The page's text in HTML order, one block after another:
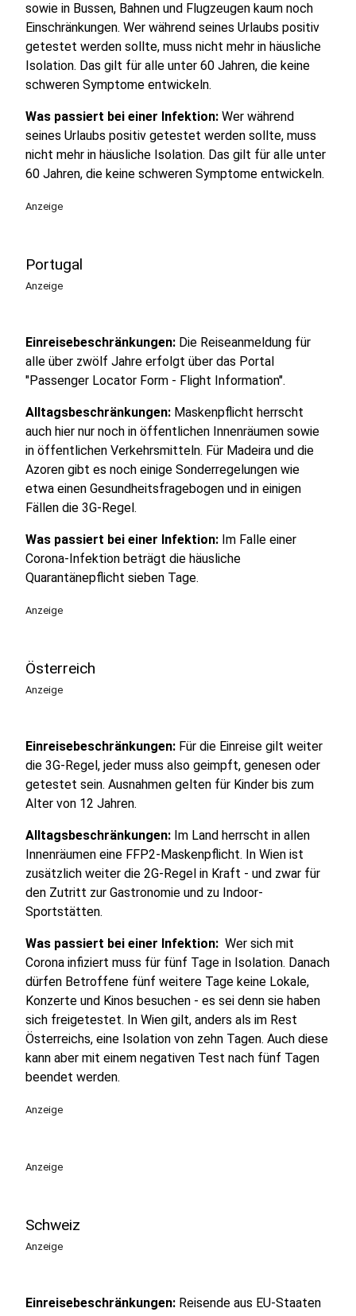
sowie in Bussen, Bahnen und Flugzeugen kaum noch
Einschränkungen. Wer während seines Urlaubs positiv
getestet werden sollte, muss nicht mehr in häusliche
Isolation. Das gilt für alle unter 60 Jahren, die keine
schweren Symptome entwickeln.
Was passiert bei einer Infektion: Wer während
seines Urlaubs positiv getestet werden sollte, muss
nicht mehr in häusliche Isolation. Das gilt für alle unter
60 Jahren, die keine schweren Symptome entwickeln.
Anzeige
Portugal
Anzeige
Einreisebeschränkungen: Die Reiseanmeldung für
alle über zwölf Jahre erfolgt über das Portal
"Passenger Locator Form - Flight Information".
Alltagsbeschränkungen: Maskenpflicht herrscht
auch hier nur noch in öffentlichen Innenräumen sowie
in öffentlichen Verkehrsmitteln. Für Madeira und die
Azoren gibt es noch einige Sonderregelungen wie
etwa einen Gesundheitsfragebogen und in einigen
Fällen die 3G-Regel.
Was passiert bei einer Infektion: Im Falle einer
Corona-Infektion beträgt die häusliche
Quarantänepflicht sieben Tage.
Anzeige
Österreich
Anzeige
Einreisebeschränkungen: Für die Einreise gilt weiter
die 3G-Regel, jeder muss also geimpft, genesen oder
getestet sein. Ausnahmen gelten für Kinder bis zum
Alter von 12 Jahren.
Alltagsbeschränkungen: Im Land herrscht in allen
Innenräumen eine FFP2-Maskenpflicht. In Wien ist
zusätzlich weiter die 2G-Regel in Kraft - und zwar für
den Zutritt zur Gastronomie und zu Indoor-
Sportstätten.
Was passiert bei einer Infektion: Wer sich mit
Corona infiziert muss für fünf Tage in Isolation. Danach
dürfen Betroffene fünf weitere Tage keine Lokale,
Konzerte und Kinos besuchen - es sei denn sie haben
sich freigetestet. In Wien gilt, anders als im Rest
Österreichs, eine Isolation von zehn Tagen. Auch diese
kann aber mit einem negativen Test nach fünf Tagen
beendet werden.
Anzeige
Anzeige
Schweiz
Anzeige
Einreisebeschränkungen: Reisende aus EU-Staaten